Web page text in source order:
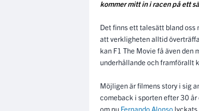
att verkligheten alltid
kan F1 The Movie få även den
underhållande och framförallt
comeback i sporten efter 30 år
om nuFernando Alonsolyckats